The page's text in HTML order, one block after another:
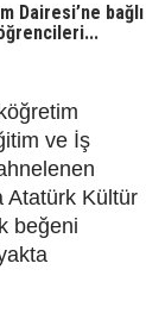
Dairesi’ne bağlı
ve İş
Atatürk Kültür
beğeni